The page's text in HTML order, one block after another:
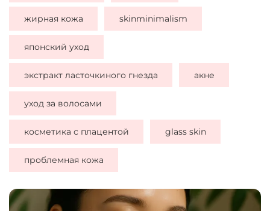
жирная кожа skinminimalism
японский уход
экстракт ласточкиного гнезда акне
уход за волосами
косметика с плацентой glass skin
проблемная кожа